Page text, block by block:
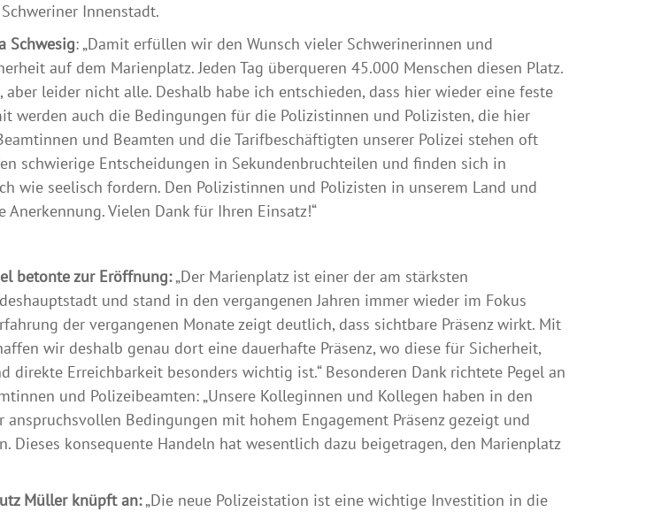
Innenstadt.
Schwesig: „Damit erfüllen wir den Wunsch vieler Schwerinerinnen und
auf dem Marienplatz. Jeden Tag überqueren 45.000 Menschen diesen Platz.
leider nicht alle. Deshalb habe ich entschieden, dass hier wieder eine feste
werden auch die Bedingungen für die Polizistinnen und Polizisten, die hier
und Beamten und die Tarifbeschäftigten unserer Polizei stehen oft
schwierige Entscheidungen in Sekundenbruchteilen und finden sich in
wie seelisch fordern. Den Polizistinnen und Polizisten in unserem Land und
Vielen Dank für Ihren Einsatz!“
betonte zur Eröffnung:„Der Marienplatz ist einer der am stärksten
und stand in den vergangenen Jahren immer wieder im Fokus
der vergangenen Monate zeigt deutlich, dass sichtbare Präsenz wirkt. Mit
wir deshalb genau dort eine dauerhafte Präsenz, wo diese für Sicherheit,
direkte Erreichbarkeit besonders wichtig ist.“ Besonderen Dank richtete Pegel an
und Polizeibeamten: „Unsere Kolleginnen und Kollegen haben in den
anspruchsvollen Bedingungen mit hohem Engagement Präsenz gezeigt und
Dieses konsequente Handeln hat wesentlich dazu beigetragen, den Marienplatz
Müller knüpft an:„Die neue Polizeistation ist eine wichtige Investition in die